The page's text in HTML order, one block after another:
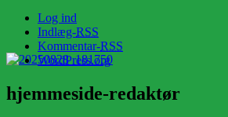
Log ind
Indlæg-RSS
Kommentar-RSS
WordPress.org
hjemmeside-redaktør